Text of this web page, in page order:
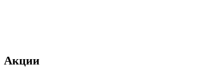
Акции